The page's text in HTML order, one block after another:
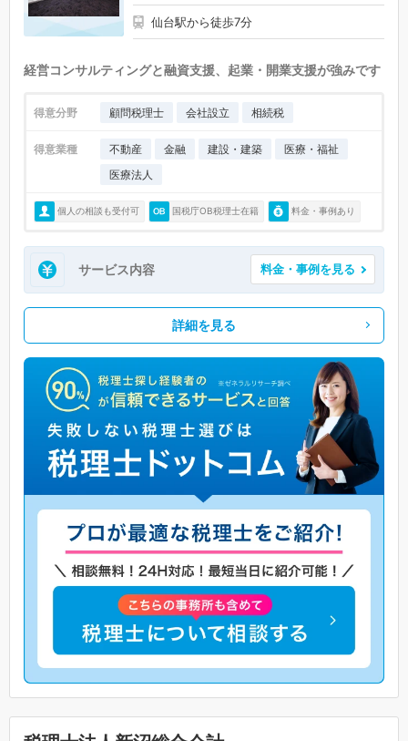
仙台駅から徒歩7分
経営コンサルティングと融資支援、起業・開業支援が強みです
得意分野 顧問税理士 会社設立 相続税
得意業種 不動産 金融 建設・建築
医療・福祉
医療法人
個人の相談も受付可 国税庁OB税理士在籍 料金・事例あり
サービス内容 料金・事例を見る
詳細を見る